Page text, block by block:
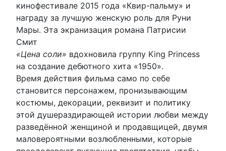
кинофестивале 2015 года «Квир-пальму» и
награду за лучшую женскую роль для Руни
Мары. Эта экранизация романа Патрисии
Смит
«Цена соли» вдохновила группу King Princess
на создание дебютного хита «1950».
Время действия фильма само по себе
становится персонажем, пронизывающим
костюмы, декорации, реквизит и политику
этой душераздирающей истории любви между
разведённой женщиной и продавщицей, двумя
маловероятными возлюбленными, которые